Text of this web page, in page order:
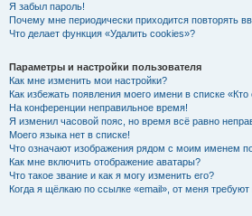
Я забыл пароль!
Почему мне периодически приходится повторять
Что делает функция «Удалить cookies»?
Параметры и настройки пользователя
Как мне изменить мои настройки?
Как избежать появления моего имени в списке
На конференции неправильное время!
Я изменил часовой пояс, но время всё равно
Моего языка нет в списке!
Что означают изображения рядом с моим именем
Как мне включить отображение аватары?
Что такое звание и как я могу изменить его?
Когда я щёлкаю по ссылке «email», от меня